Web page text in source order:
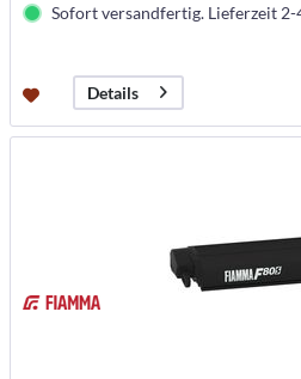
Sofort versandfertig. Lieferzeit 2-
Details